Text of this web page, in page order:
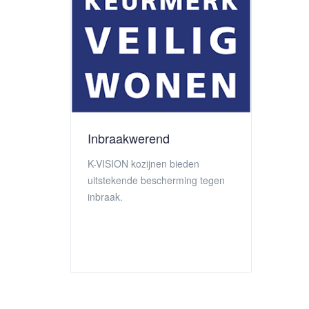
Inbraakwerend
K-VISION kozijnen bieden
uitstekende bescherming tegen
inbraak.